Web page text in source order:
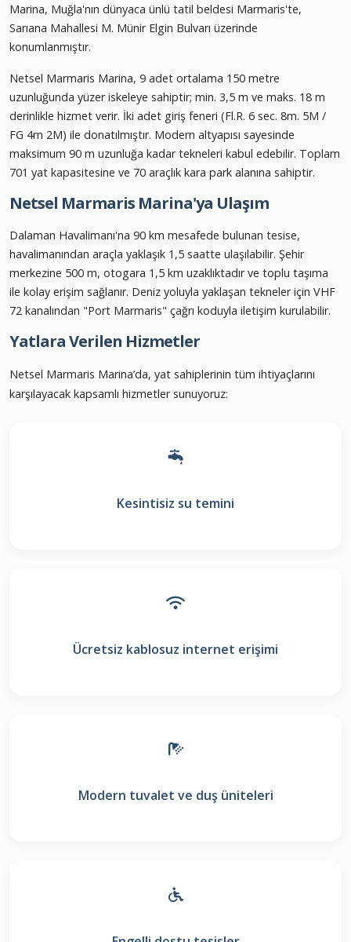
Marina, Muğla'nın dünyaca ünlü tatil beldesi Marmaris'te,
Sarıana Mahallesi M. Münir Elgin Bulvarı üzerinde
konumlanmıştır.
Netsel Marmaris Marina, 9 adet ortalama 150 metre
uzunluğunda yüzer iskeleye sahiptir; min. 3,5 m ve maks. 18 m
derinlikle hizmet verir. İki adet giriş feneri (Fl.R. 6 sec. 8m. 5M /
FG 4m 2M) ile donatılmıştır. Modern altyapısı sayesinde
maksimum 90 m uzunluğa kadar tekneleri kabul edebilir. Toplam
701 yat kapasitesine ve 70 araçlık kara park alanına sahiptir.
Netsel Marmaris Marina'ya Ulaşım
Dalaman Havalimanı'na 90 km mesafede bulunan tesise,
havalimanından araçla yaklaşık 1,5 saatte ulaşılabilir. Şehir
merkezine 500 m, otogara 1,5 km uzaklıktadır ve toplu taşıma
ile kolay erişim sağlanır. Deniz yoluyla yaklaşan tekneler için VHF
72 kanalından "Port Marmaris" çağrı koduyla iletişim kurulabilir.
Yatlara Verilen Hizmetler
Netsel Marmaris Marina’da, yat sahiplerinin tüm ihtiyaçlarını
karşılayacak kapsamlı hizmetler sunuyoruz:
Kesintisiz su temini
Ücretsiz kablosuz internet erişimi
Modern tuvalet ve duş üniteleri